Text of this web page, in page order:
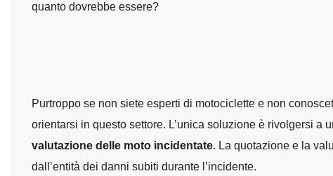
quanto dovrebbe essere?
Purtroppo se non siete esperti di motociclette e non
orientarsi in questo settore. L’unica soluzione è rivolgersi a
valutazione delle moto incidentate. La quotazione e la
dall’entità dei danni subiti durante l’incidente.